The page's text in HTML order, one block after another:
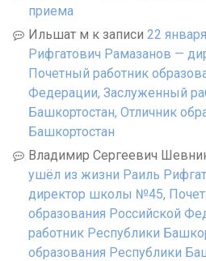
приема
Ильшат м к записи 22
Рифгатович Рамазанов —
Почетный работник
Федерации, Заслуженный
Башкортостан, Отличник
Башкортостан
Владимир Сергеевич
ушёл из жизни Раиль
директор школы №45,
образования Российской
работник Республики
образования Республики